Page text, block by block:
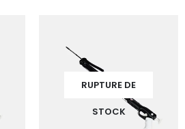
RUPTURE DE
STOCK